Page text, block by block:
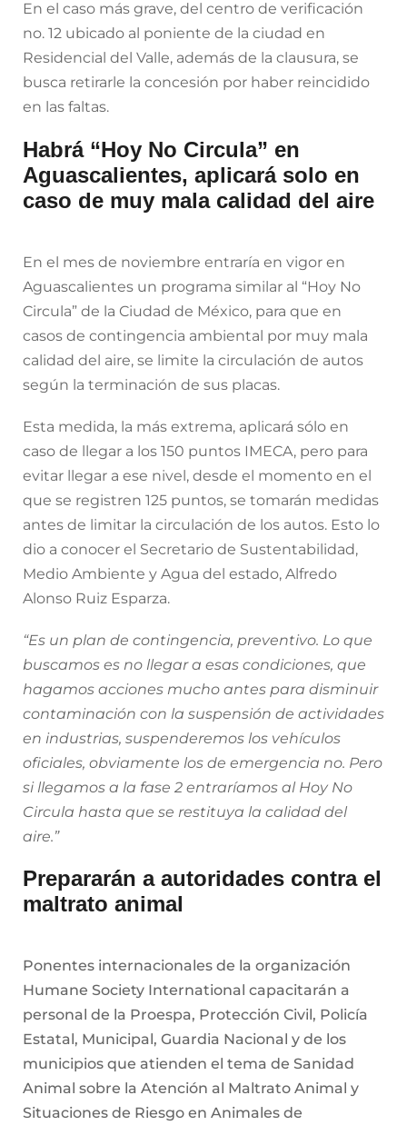
En el caso más grave, del centro de verificación
no. 12 ubicado al poniente de la ciudad en
Residencial del Valle, además de la clausura, se
busca retirarle la concesión por haber reincidido
en las faltas.
Habrá “Hoy No Circula” en
Aguascalientes, aplicará solo en
caso de muy mala calidad del aire
En el mes de noviembre entraría en vigor en
Aguascalientes un programa similar al “Hoy No
Circula” de la Ciudad de México, para que en
casos de contingencia ambiental por muy mala
calidad del aire, se limite la circulación de autos
según la terminación de sus placas.
Esta medida, la más extrema, aplicará sólo en
caso de llegar a los 150 puntos IMECA, pero para
evitar llegar a ese nivel, desde el momento en el
que se registren 125 puntos, se tomarán medidas
antes de limitar la circulación de los autos. Esto lo
dio a conocer el Secretario de Sustentabilidad,
Medio Ambiente y Agua del estado, Alfredo
Alonso Ruiz Esparza.
“Es un plan de contingencia, preventivo. Lo que
buscamos es no llegar a esas condiciones, que
hagamos acciones mucho antes para disminuir
contaminación con la suspensión de actividades
en industrias, suspenderemos los vehículos
oficiales, obviamente los de emergencia no. Pero
si llegamos a la fase 2 entraríamos al Hoy No
Circula hasta que se restituya la calidad del
aire.”
Prepararán a autoridades contra el
maltrato animal
Ponentes internacionales de la organización
Humane Society International capacitarán a
personal de la Proespa, Protección Civil, Policía
Estatal, Municipal, Guardia Nacional y de los
municipios que atienden el tema de Sanidad
Animal sobre la Atención al Maltrato Animal y
Situaciones de Riesgo en Animales de